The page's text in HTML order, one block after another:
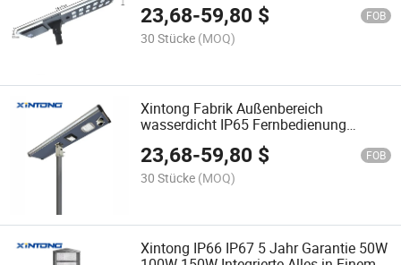
23,68-59,80 $ FOB
30 Stücke (MOQ)
Xintong Fabrik Außenbereich
wasserdicht IP65 Fernbedienung
integrierte Alles-in-einem Solar-LED-
Straßenlaterne
23,68-59,80 $ FOB
30 Stücke (MOQ)
Xintong IP66 IP67 5 Jahr Garantie 50W